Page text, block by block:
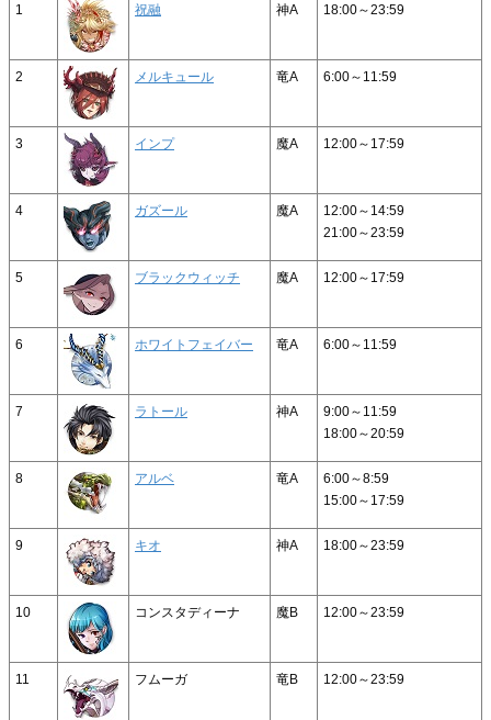
1 祝融 神A 18:00～23:59
2 メルキュール 竜A 6:00～11:59
3 インプ 魔A 12:00～17:59
4 ガズール 魔A
12:00～14:59
21:00～23:59
5 ブラックウィッチ 魔A 12:00～17:59
6 ホワイトフェイバー 竜A 6:00～11:59
7 ラトール 神A
9:00～11:59
18:00～20:59
8 アルベ 竜A
6:00～8:59
15:00～17:59
9 キオ 神A 18:00～23:59
10 コンスタディーナ 魔B 12:00～23:59
11 フムーガ 竜B 12:00～23:59